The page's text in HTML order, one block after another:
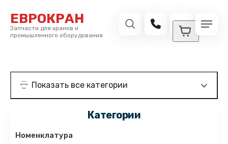
ЕВРОКРАН
Запчасти для кранов и
промышленного оборудования
Категории
Номенклатура